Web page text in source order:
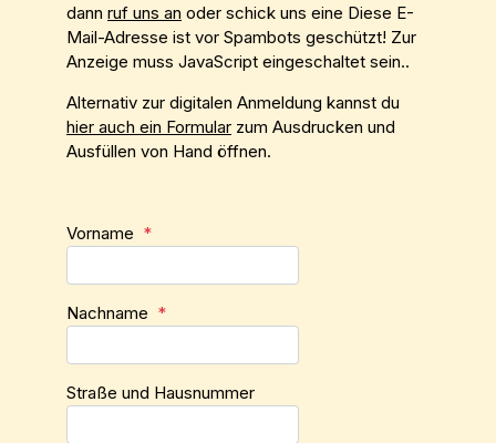
dann ruf uns an oder schick uns eine Diese E-
Mail-Adresse ist vor Spambots geschützt! Zur
Anzeige muss JavaScript eingeschaltet sein..
Alternativ zur digitalen Anmeldung kannst du
hier auch ein Formular zum Ausdrucken und
Ausfüllen von Hand öffnen.
Vorname *
Nachname *
Straße und Hausnummer